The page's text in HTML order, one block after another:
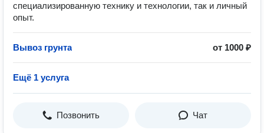
специализированную технику и технологии, так и личный
опыт.
Вывоз грунта от 1000 ₽
Ещё 1 услуга
Позвонить Чат